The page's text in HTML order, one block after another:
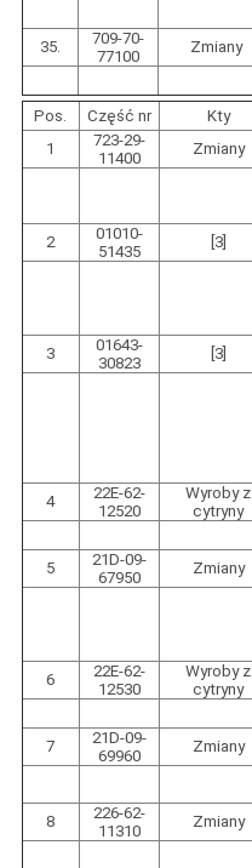
35.
709-70-
77100
Zmiany
Pos.
Część nr Kty
1
723-29-
11400
Zmiany
2
01010-
51435
[3]
3
01643-
30823
[3]
4
22E-62-
12520
Wyroby z
cytryny
5
21D-09-
67950
Zmiany
6
22E-62-
12530
Wyroby z
cytryny
7
21D-09-
69960
Zmiany
8
226-62-
11310
Zmiany